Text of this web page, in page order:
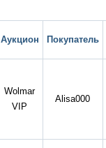
Аукцион Покупатель
Wolmar
VIP
Alisa000